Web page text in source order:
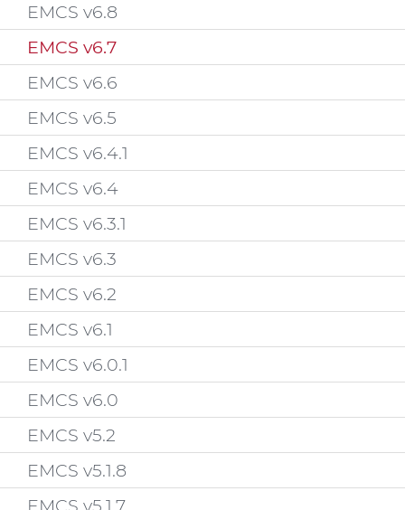
EMCS v6.8
EMCS v6.7
EMCS v6.6
EMCS v6.5
EMCS v6.4.1
EMCS v6.4
EMCS v6.3.1
EMCS v6.3
EMCS v6.2
EMCS v6.1
EMCS v6.0.1
EMCS v6.0
EMCS v5.2
EMCS v5.1.8
EMCS v5.1.7